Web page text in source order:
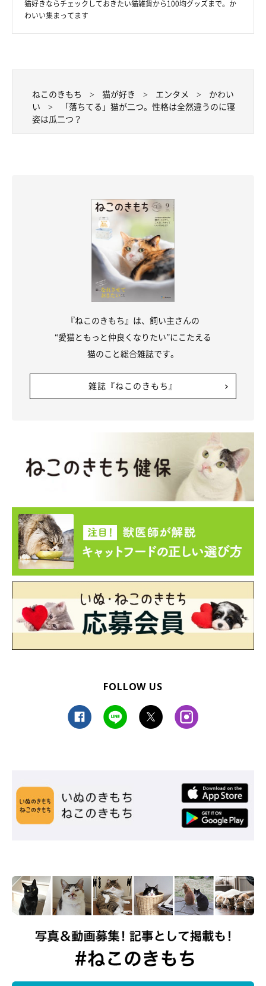
猫好きならチェックしておきたい猫雑貨から100均グッズまで。か
わいい集まってます
ねこのきもち 猫が好き エンタメ
かわい
い
「落ちてる」猫が二つ。性格は全然違うのに寝
姿は瓜二つ？
『ねこのきもち』は、飼い主さんの
“愛猫ともっと仲良くなりたい”にこたえる
猫のこと総合雑誌です。
雑誌『ねこのきもち』
FOLLOW US